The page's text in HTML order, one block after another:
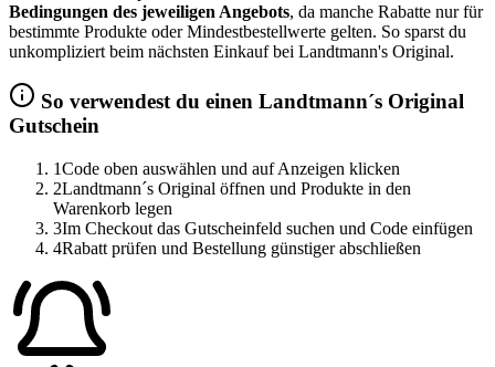
Bedingungen des jeweiligen Angebots, da manche Rabatte nur für
bestimmte Produkte oder Mindestbestellwerte gelten. So sparst du
unkompliziert beim nächsten Einkauf bei Landtmann's Original.
So verwendest du einen Landtmann´s Original
Gutschein
1Code oben auswählen und auf Anzeigen klicken
2Landtmann´s Original öffnen und Produkte in den
Warenkorb legen
3Im Checkout das Gutscheinfeld suchen und Code einfügen
4Rabatt prüfen und Bestellung günstiger abschließen